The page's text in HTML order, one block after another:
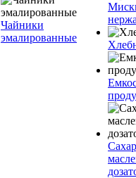
Чайники
эмалированные